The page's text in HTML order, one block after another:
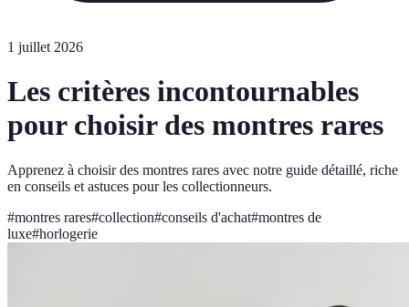
1 juillet 2026
Les critères incontournables
pour choisir des montres rares
Apprenez à choisir des montres rares avec notre guide détaillé, riche
en conseils et astuces pour les collectionneurs.
#montres rares#collection#conseils d'achat#montres de
luxe#horlogerie